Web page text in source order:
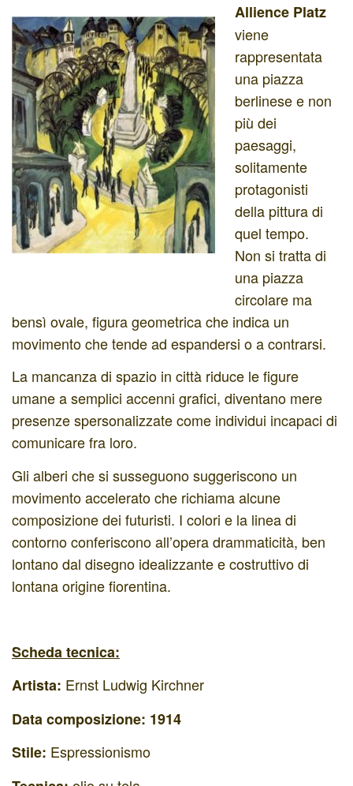
Allience Platz
viene
rappresentata
una piazza
berlinese e non
più dei
paesaggi,
solitamente
protagonisti
della pittura di
quel tempo.
Non si tratta di
una piazza
circolare ma
bensì ovale, figura geometrica che indica un
movimento che tende ad espandersi o a contrarsi.
La mancanza di spazio in città riduce le figure
umane a semplici accenni grafici, diventano mere
presenze spersonalizzate come individui incapaci di
comunicare fra loro.
Gli alberi che si susseguono suggeriscono un
movimento accelerato che richiama alcune
composizione dei futuristi. I colori e la linea di
contorno conferiscono all’opera drammaticità, ben
lontano dal disegno idealizzante e costruttivo di
lontana origine fiorentina.
Scheda tecnica:
Artista: Ernst Ludwig Kirchner
Data composizione: 1914
Stile: Espressionismo